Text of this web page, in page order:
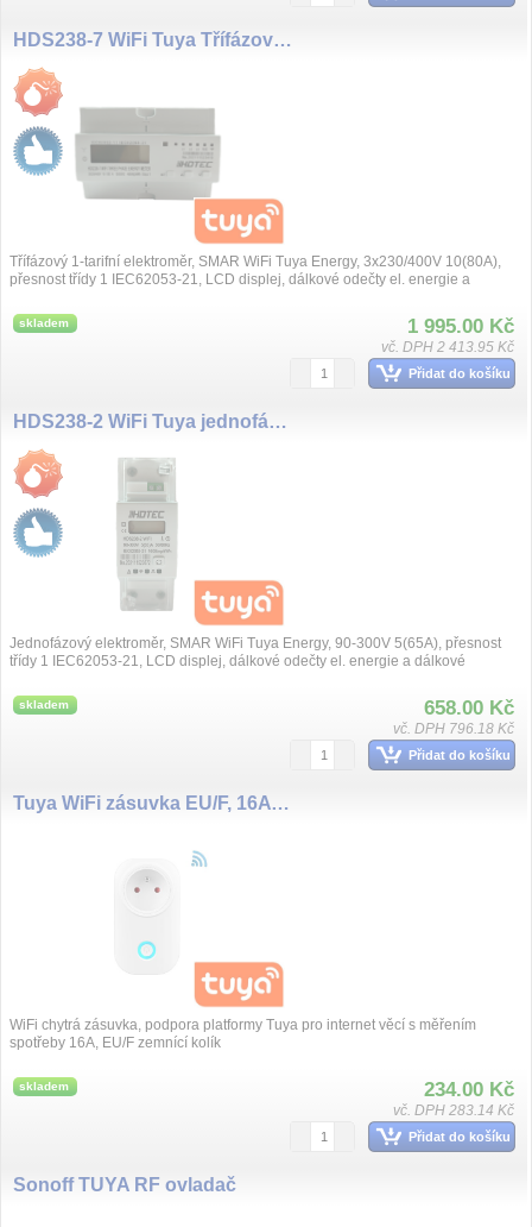
HDS238-7 WiFi Tuya Třífázový elektroměr
Třífázový 1-tarifní elektroměr, SMAR WiFi Tuya Energy, 3x230/400V 10(80A),
přesnost třídy 1 IEC62053-21, LCD displej, dálkové odečty el. energie a
skladem 1 995.00 Kč
vč. DPH 2 413.95 Kč
Přidat do košíku
HDS238-2 WiFi Tuya jednofázový elektroměr
Jednofázový elektroměr, SMAR WiFi Tuya Energy, 90-300V 5(65A), přesnost
třídy 1 IEC62053-21, LCD displej, dálkové odečty el. energie a dálkové
skladem 658.00 Kč
vč. DPH 796.18 Kč
Přidat do košíku
Tuya WiFi zásuvka EU/F, 16A měření spotřeby
WiFi chytrá zásuvka, podpora platformy Tuya pro internet věcí s měřením
spotřeby 16A, EU/F zemnící kolík
skladem 234.00 Kč
vč. DPH 283.14 Kč
Přidat do košíku
Sonoff TUYA RF ovladač